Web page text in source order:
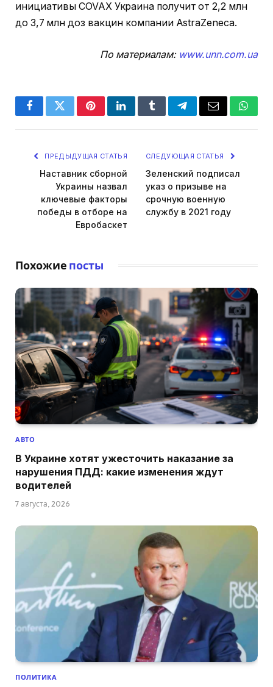
инициативы COVAX Украина получит от 2,2 млн
до 3,7 млн доз вакцин компании AstraZeneca.
По материалам: www.unn.com.ua
FacebookTwitterPinterestLinkedInTumblrTelegramEmail
ПРЕДЫДУЩАЯ СТАТЬЯ
Наставник сборной
Украины назвал
ключевые факторы
победы в отборе на
Евробаскет
СЛЕДУЮЩАЯ СТАТЬЯ
Зеленский подписал
указ о призыве на
срочную военную
службу в 2021 году
Похожие посты
АВТО
В Украине хотят ужесточить наказание за
нарушения ПДД: какие изменения ждут
водителей
7 августа, 2026
ПОЛИТИКА